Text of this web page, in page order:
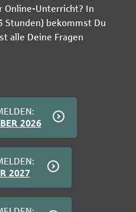
Online-Unterricht? In
Stunden) bekommst Du
alle Deine Fragen
2026
2027